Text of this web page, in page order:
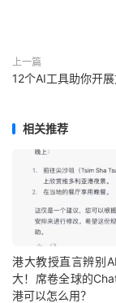
上一篇
12个AI工具助你开
相关推荐
港大教授直言辨别
大！席卷全球的
港可以怎么用？